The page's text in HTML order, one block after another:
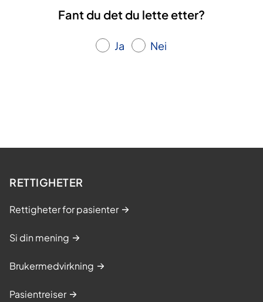
Fant du det du lette etter?
Ja Nei
RETTIGHETER
Rettigheter for pasienter
Si din mening
Brukermedvirkning
Pasientreiser